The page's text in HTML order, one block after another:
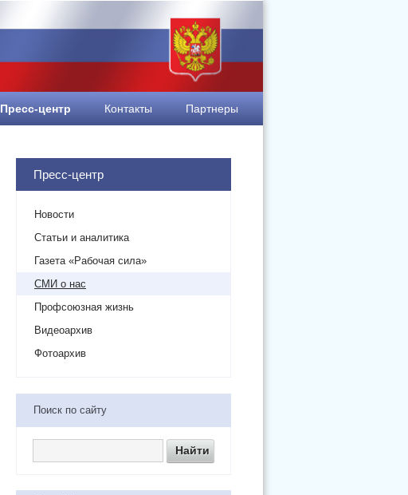
Пресс-центр Контакты Партнеры
Пресс-центр
Новости
Статьи и аналитика
Газета «Рабочая сила»
СМИ о нас
Профсоюзная жизнь
Видеоархив
Фотоархив
Поиск по сайту